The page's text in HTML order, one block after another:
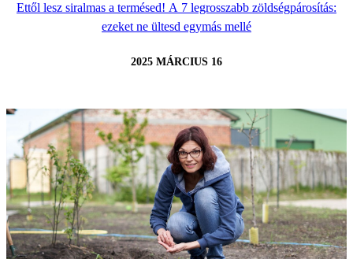
Ettől lesz siralmas a termésed! A 7 legrosszabb zöldségpárosítás:
ezeket ne ültesd egymás mellé
2025 MÁRCIUS 16